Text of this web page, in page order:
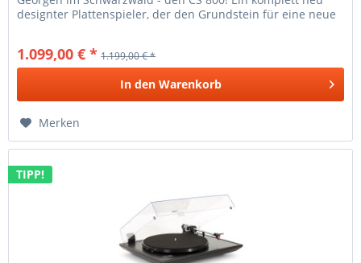
designter Plattenspieler, der den Grundstein für eine neue
1.099,00 € * 1.199,00 € *
In den Warenkorb
Merken
TIPP!